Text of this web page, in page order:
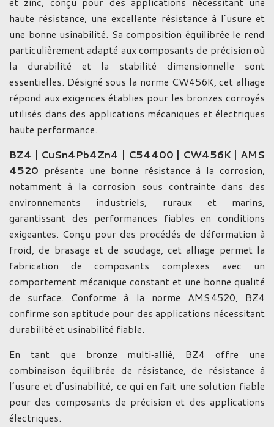
haute résistance, une excellente résistance à l’usure et
une bonne usinabilité. Sa composition équilibrée le rend
particulièrement adapté aux composants de précision où
la durabilité et la stabilité dimensionnelle sont
essentielles. Désigné sous la norme CW456K, cet alliage
répond aux exigences établies pour les bronzes corroyés
utilisés dans des applications mécaniques et électriques
haute performance.
BZ4 | CuSn4Pb4Zn4 | C54400 | CW456K | AMS
4520 présente une bonne résistance à la corrosion,
notamment à la corrosion sous contrainte dans des
environnements industriels, ruraux et marins,
garantissant des performances fiables en conditions
exigeantes. Conçu pour des procédés de déformation à
froid, de brasage et de soudage, cet alliage permet la
fabrication de composants complexes avec un
comportement mécanique constant et une bonne qualité
de surface. Conforme à la norme AMS 4520, BZ4
confirme son aptitude pour des applications nécessitant
durabilité et usinabilité fiable.
En tant que bronze multi‑allié, BZ4 offre une
combinaison équilibrée de résistance, de résistance à
l’usure et d’usinabilité, ce qui en fait une solution fiable
pour des composants de précision et des applications
électriques.